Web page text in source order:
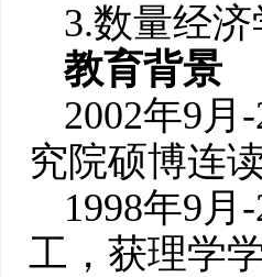
3.数量经济
教育背景
2002年9月
究院硕博连
1998年9
工，获理学